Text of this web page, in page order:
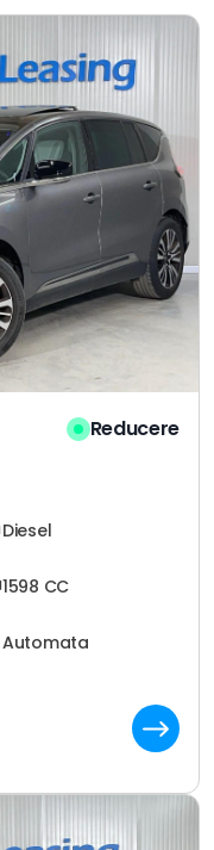
Reducere
Diesel
1598 CC
Automata